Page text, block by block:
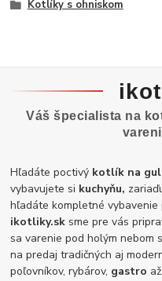
Kotlíky s ohniskom
Váš špecialista na
Hľadáte poctivý kotlík na
vybavujete si kuchyňu,
hľadáte kompletné
ikotliky.sk sme pre vás
sa varenie pod holým nebom
na predaj tradičných aj
poľovníkov, rybárov, gastro